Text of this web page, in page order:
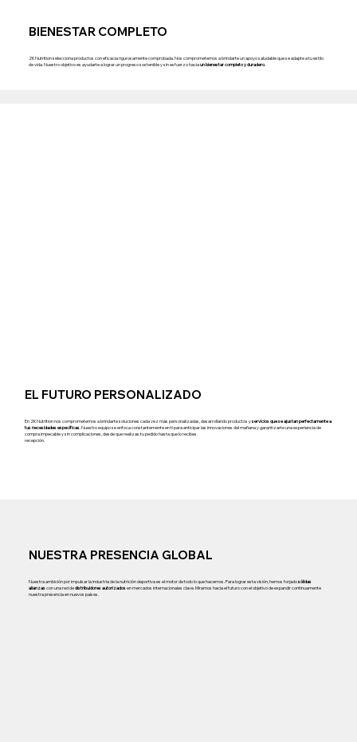
BIENESTAR COMPLETO
2K Nutrition selecciona productos con eficacia rigurosamente comprobada. Nos comprometemos a brindarte un apoyo saludable que se adapte a tu estilo
de vida. Nuestro objetivo es ayudarte a lograr un progreso sostenible y sin esfuerzo haciaun bienestar completo y duradero.
EL FUTURO PERSONALIZADO
En 2K Nutrition nos comprometemos a brindarte soluciones cada vez más personalizadas, desarrollando productos yservicios que se ajustan perfectamente a
tus necesidades específicas. Nuestro equipo se enfoca constantemente en ti para anticipar las innovaciones del mañana y garantizarte una experiencia de
compra impecable y sin complicaciones, desde que realizas tu pedido hasta que lo recibes.
recepción.
NUESTRA PRESENCIA GLOBAL
Nuestra ambición por impulsar la industria de la nutrición deportiva es el motor de todo lo que hacemos. Para lograr esta visión, hemos forjadosólidas
alianzas con una red dedistribuidores autorizados en mercados internacionales clave. Miramos hacia el futuro con el objetivo de expandir continuamente
nuestra presencia en nuevos países.